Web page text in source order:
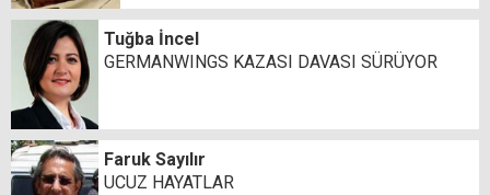
Tuğba İncel
GERMANWINGS KAZASI DAVASI SÜRÜYOR
Faruk Sayılır
UCUZ HAYATLAR